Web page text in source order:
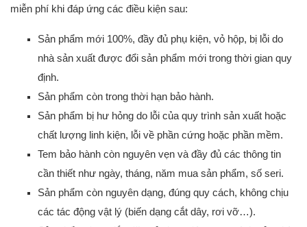
miễn phí khi đáp ứng các điều kiện sau:
Sản phẩm mới 100%, đầy đủ phụ kiện, vỏ hộp, bị lỗi do
nhà sản xuất được đổi sản phẩm mới trong thời gian quy
định.
Sản phẩm còn trong thời hạn bảo hành.
Sản phẩm bị hư hỏng do lỗi của quy trình sản xuất hoặc
chất lượng linh kiện, lỗi về phần cứng hoặc phần mềm.
Tem bảo hành còn nguyên vẹn và đầy đủ các thông tin
cần thiết như ngày, tháng, năm mua sản phẩm, số seri.
Sản phẩm còn nguyên dạng, đúng quy cách, không chịu
các tác động vật lý (biến dạng cắt dây, rơi vỡ…).